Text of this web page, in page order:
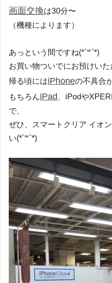
画面交換は30分〜
（機種によります）
あっという間ですね(*´꒳`*)
お買い物ついでにお預けいた
帰る頃にはiPhoneの不具合
もちろんiPad
、iPodや
で、
ぜひ、スマートクリア イオ
い(*´꒳`*)